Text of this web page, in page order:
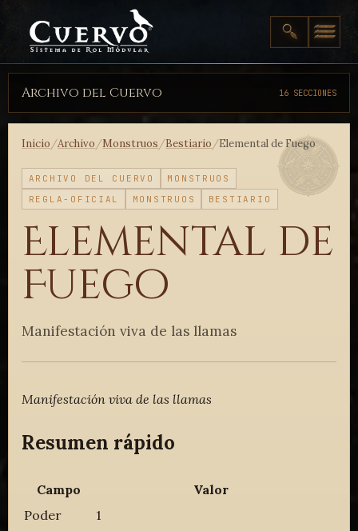
Archivo del Cuervo 16 SECCIONES
Inicio/Archivo/Monstruos/Bestiario/Elemental de Fuego
ARCHIVO DEL CUERVO
MONSTRUOS
REGLA-OFICIAL
MONSTRUOS BESTIARIO
Elemental de
Fuego
Manifestación viva de las llamas
Manifestación viva de las llamas
Resumen rápido
Campo
Valor
Poder
1